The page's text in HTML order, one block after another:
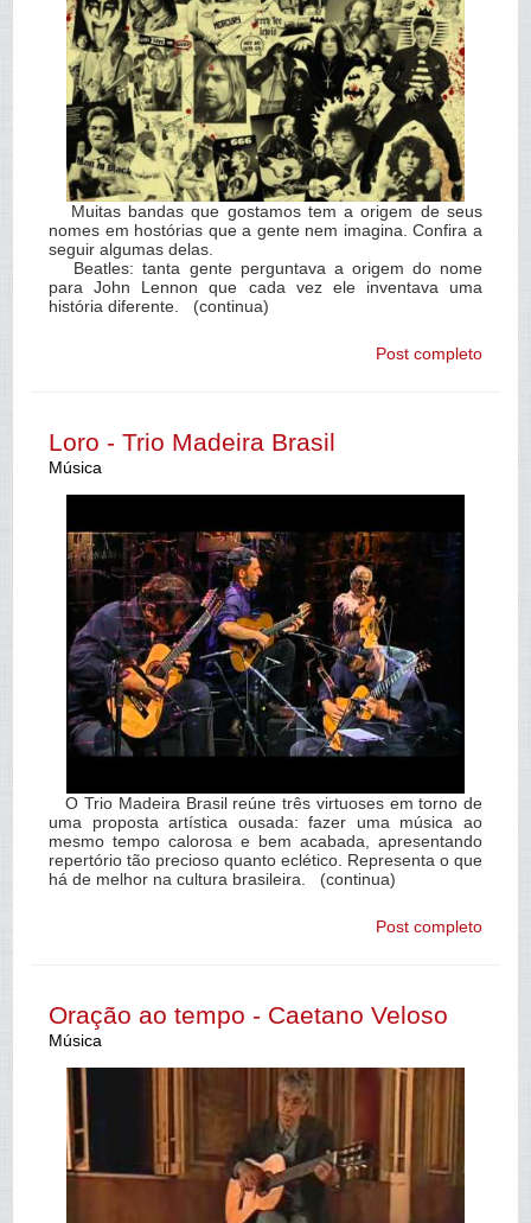
Muitas bandas que gostamos tem a origem de seus
nomes em hostórias que a gente nem imagina. Confira a
seguir algumas delas.
Beatles: tanta gente perguntava a origem do nome
para John Lennon que cada vez ele inventava uma
história diferente. (continua)
Post completo
Loro - Trio Madeira Brasil
Música
O Trio Madeira Brasil reúne três virtuoses em torno de
uma proposta artística ousada: fazer uma música ao
mesmo tempo calorosa e bem acabada, apresentando
repertório tão precioso quanto eclético. Representa o que
há de melhor na cultura brasileira. (continua)
Post completo
Oração ao tempo - Caetano Veloso
Música